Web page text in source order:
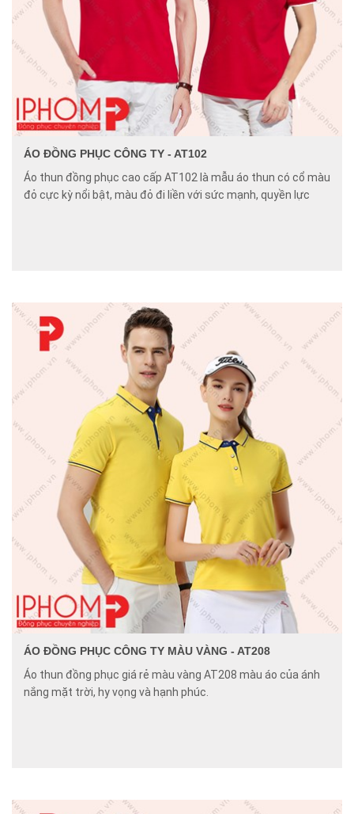
ÁO ĐỒNG PHỤC CÔNG TY - AT102
Áo thun đồng phục cao cấp AT102 là mẫu áo thun có cổ màu
đỏ cực kỳ nổi bật, màu đỏ đi liền với sức mạnh, quyền lực
ÁO ĐỒNG PHỤC CÔNG TY MÀU VÀNG - AT208
Áo thun đồng phục giá rẻ màu vàng AT208 màu áo của ánh
nắng mặt trời, hy vọng và hạnh phúc.